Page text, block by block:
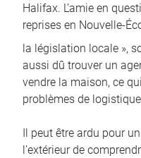
Halifax. L’amie en
reprises en Nouvelle-
la législation locale »,
aussi dû trouver un
vendre la maison, ce
problèmes de
Il peut être ardu pour
l’extérieur de